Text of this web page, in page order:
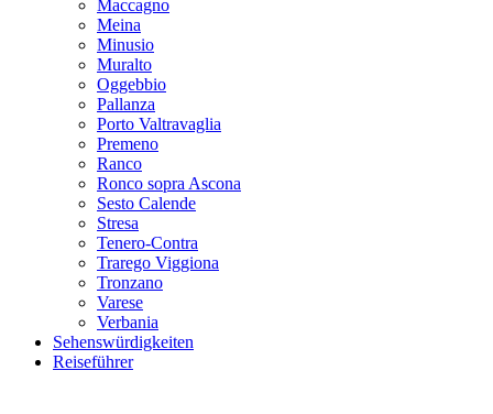
Maccagno
Meina
Minusio
Muralto
Oggebbio
Pallanza
Porto Valtravaglia
Premeno
Ranco
Ronco sopra Ascona
Sesto Calende
Stresa
Tenero-Contra
Trarego Viggiona
Tronzano
Varese
Verbania
Sehenswürdigkeiten
Reiseführer